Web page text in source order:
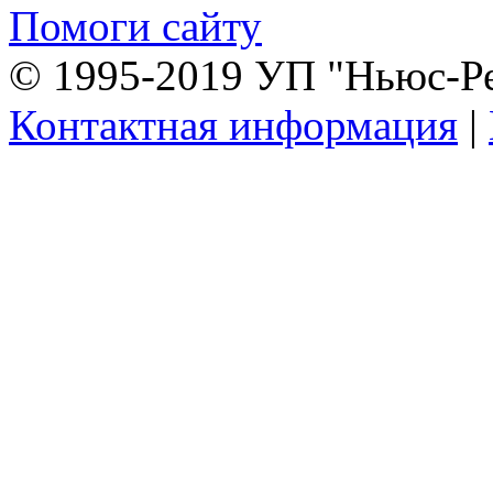
Помоги сайту
© 1995-2019 УП "Ньюс-
Контактная информация |